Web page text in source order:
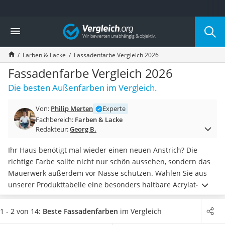
Die beliebtesten Vergleiche nach Kategorie
Baumarkt
Tresor feuerfest
Makita-Akku-Rasenmäher
Kappsäge
Smartes Türschloss
Akku-Rasentrimmer
Split-Klimaanlage 2 Innengeräte
Pelletofen
Tiefbrunnenpumpe
Fliesenschneider
Hochdruckreiniger
Doppelschleifer
Überwachungskamera
Benzinrasenmäher mit Elektrostart
Vergleich
Farben & Lacke Fassadenfarbe Vergleich 2026
Fassadenfarbe Vergleich 2026
Die besten Außenfarben im Vergleich.
Von: Philip Merten
Experte
Fachbereich: Farben & Lacke
Redakteur:Georg B.
Ihr Haus benötigt mal wieder einen neuen Anstrich? Die
richtige Farbe sollte nicht nur schön aussehen, sondern das
Mauerwerk außerdem vor Nässe schützen. Wählen Sie aus
unserer Produkttabelle eine besonders haltbare Acrylat-
Dispersionsfarbe oder eine leicht aufzutragende Kunstharz-
Dispersion.Den besten Feuchtigkeitsschutz bietet eine
1 - 2 von 14: Beste Fassadenfarben im Vergleich